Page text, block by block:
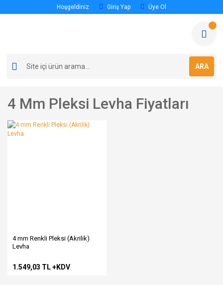
Hoşgeldiniz Giriş Yap Üye Ol
ARA
4 Mm Pleksi Levha Fiyatları
4 mm Renkli Pleksi (Akrilik)
Levha
1.549,03 TL +KDV